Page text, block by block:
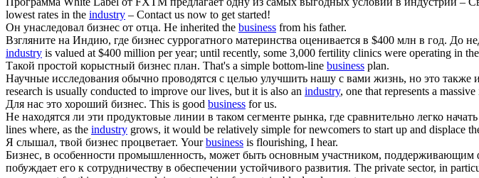
lowest rates in the industry – Contact us now to get started!
Он унаследовал бизнес от отца. He inherited the business from his father.
Взгляните на Индию, где бизнес суррогатного материнства оценивается в $400 млн в год. До
industry is valued at $400 million per year; until recently, some 3,000 fertility clinics were operating in
Такой простой корыстный бизнес план. That's a simple bottom-line business plan.
Научные исследования обычно проводятся с целью улучшить нашу с вами жизнь, но это также и
research is usually conducted to improve our lives, but it is also an industry, one that represents a
Для нас это хороший бизнес. This is good business for us.
Не находятся ли эти продуктовые линии в таком сегменте рынка, где сравнительно легко
lines where, as the industry grows, it would be relatively simple for newcomers to start up and displace
Я слышал, твой бизнес процветает. Yourbusiness is flourishing, I hear.
Бизнес, в особенности промышленность, может быть основным участником, поддерживающим
побуждает его к сотрудничеству в обеспечении устойчивого развития. The private sector, in